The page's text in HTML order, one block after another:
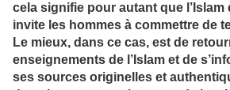
cela signifie pour autant que
invite les hommes à commettre de
Le mieux, dans ce cas, est de
enseignements de l’Islam et de
ses sources originelles et